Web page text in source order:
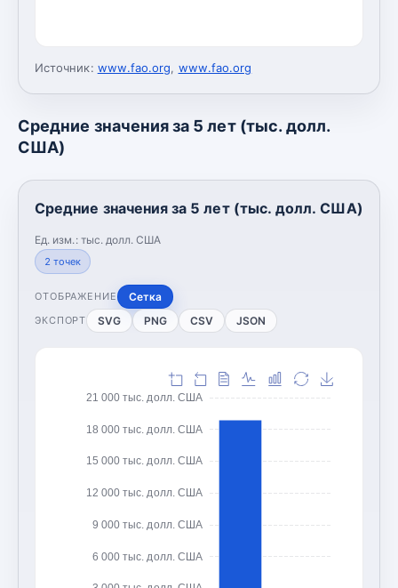
Источник: www.fao.org, www.fao.org
Средние значения за 5 лет (тыс. долл.
США)
Средние значения за 5 лет (тыс. долл. США)
Ед. изм.: тыс. долл. США
2 точек
ОТОБРАЖЕНИЕ Сетка
ЭКСПОРТ SVG PNG CSV JSON
6 000 тыс. долл. США
9 000 тыс. долл. США
12 000 тыс. долл. США
15 000 тыс. долл. США
18 000 тыс. долл. США
21 000 тыс. долл. США